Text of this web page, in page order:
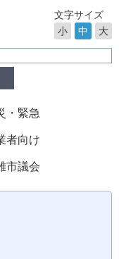
文字サイズ
小
中 大
・緊急
者向け
市議会